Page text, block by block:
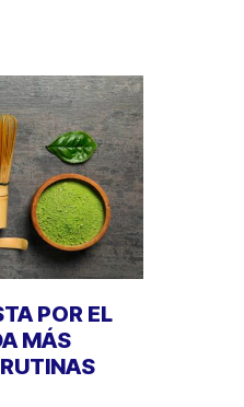
POR EL
MÁS